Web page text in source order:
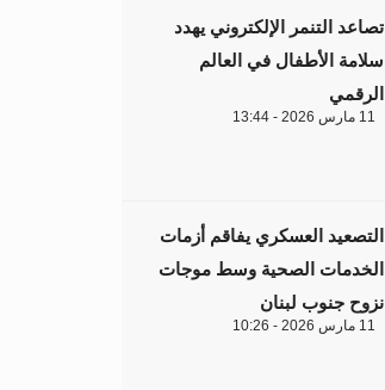
تصاعد التنمر الإلكتروني يهدد
سلامة الأطفال في العالم
الرقمي
11 مارس 2026 - 13:44
التصعيد العسكري يفاقم أزمات
الخدمات الصحية وسط موجات
نزوح جنوب لبنان
11 مارس 2026 - 10:26